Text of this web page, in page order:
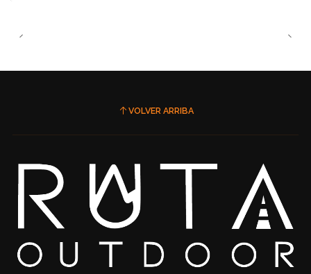
VOLVER ARRIBA